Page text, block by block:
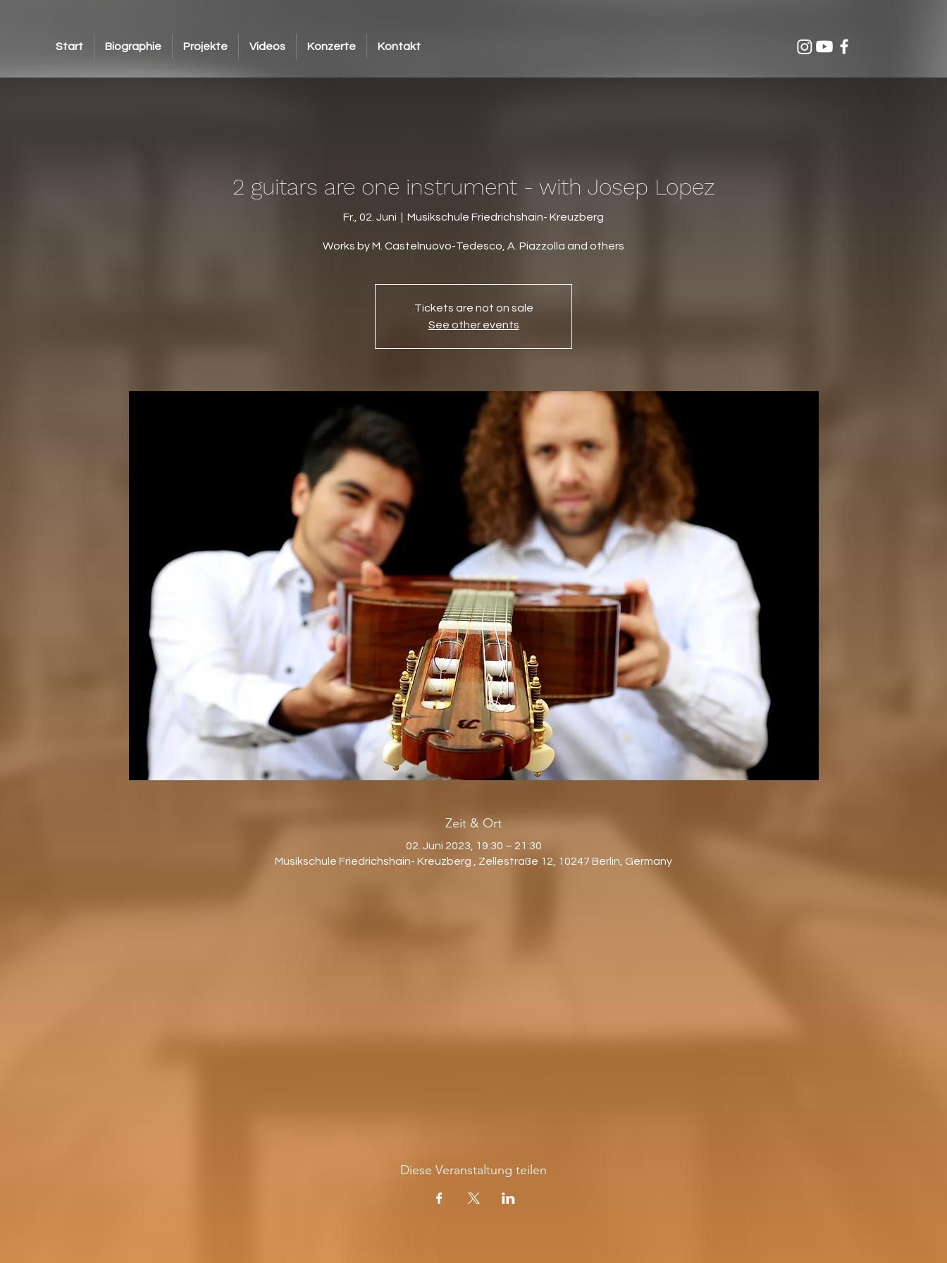
Start Biographie Projekte Videos Konzerte Kontakt
2 guitars are one instrument - with Josep Lopez
Fr., 02. Juni Musikschule Friedrichshain- Kreuzberg
Works by M. Castelnuovo-Tedesco, A. Piazzolla and others
Tickets are not on sale
See other events
Zeit & Ort
02. Juni 2023, 19:30 – 21:30
Musikschule Friedrichshain- Kreuzberg , Zellestraße 12, 10247 Berlin, Germany
Diese Veranstaltung teilen